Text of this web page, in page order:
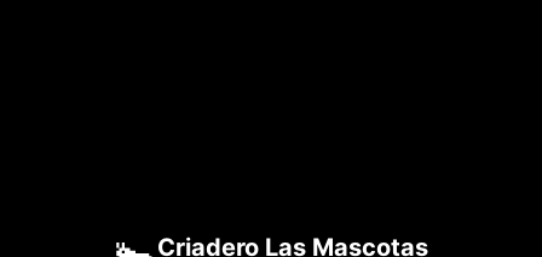
Criadero Las Mascotas